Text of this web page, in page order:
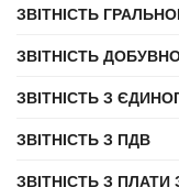
ЗВІТНІСТЬ
ЗВІТНІСТЬ
ЗВІТНІСТЬ З
ЗВІТНІСТЬ З ПДВ
ЗВІТНІСТЬ З